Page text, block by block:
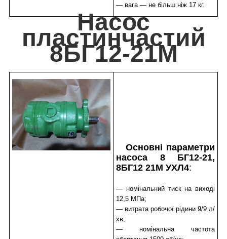
— вага — не більш ніж 17 кг.
Насос
пластинчастий
8БГ12-21М
Основні параметри
насоса 8 БГ12-21,
8БГ12 21М УХЛ4:
— номінальний тиск на виході
12,5 МПа;
— витрата робочої рідини 9/9 л/
хв;
— номінальна частота